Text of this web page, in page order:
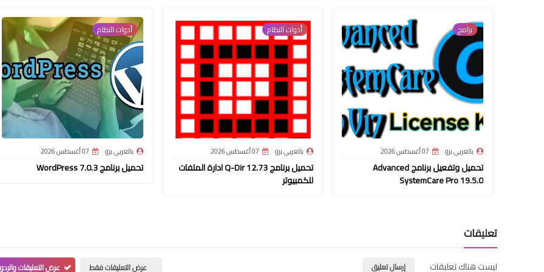
برامج
بالعربي برو 07 أغسطس 2026
تحميل وتفعيل برنامج Advanced
SystemCare Pro 19.5.0
أدوات النظام
بالعربي برو 07 أغسطس 2026
تحميل برنامج Q-Dir 12.73 ادارة الملفات
للكمبيوتر
أدوات النظام
بالعربي برو 07 أغسطس 2026
تحميل برنامج WordPress 7.0.3
تعليقات
ليست هناك تعليقات إرسال تعليق عرض التعليقات فقط عرض التعليقات